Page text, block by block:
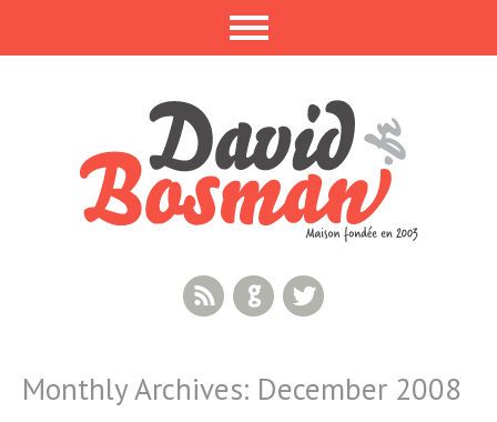
Twitter
GitHub
RSS Feed
Monthly Archives: December 2008